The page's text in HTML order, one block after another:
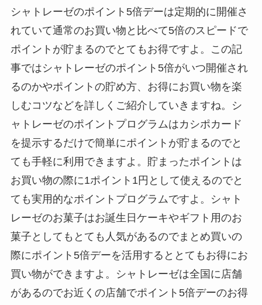
シャトレーゼのポイント5倍デーは定期的に開催さ
れていて通常のお買い物と比べて5倍のスピードで
ポイントが貯まるのでとてもお得ですよ。この記
事ではシャトレーゼのポイント5倍がいつ開催され
るのかやポイントの貯め方、お得にお買い物を楽
しむコツなどを詳しくご紹介していきますね。シ
ャトレーゼのポイントプログラムはカシポカード
を提示するだけで簡単にポイントが貯まるのでと
ても手軽に利用できますよ。貯まったポイントは
お買い物の際に1ポイント1円として使えるのでと
ても実用的なポイントプログラムですよ。シャト
レーゼのお菓子はお誕生日ケーキやギフト用のお
菓子としてもとても人気があるのでまとめ買いの
際にポイント5倍デーを活用するととてもお得にお
買い物ができますよ。シャトレーゼは全国に店舗
があるのでお近くの店舗でポイント5倍デーのお得